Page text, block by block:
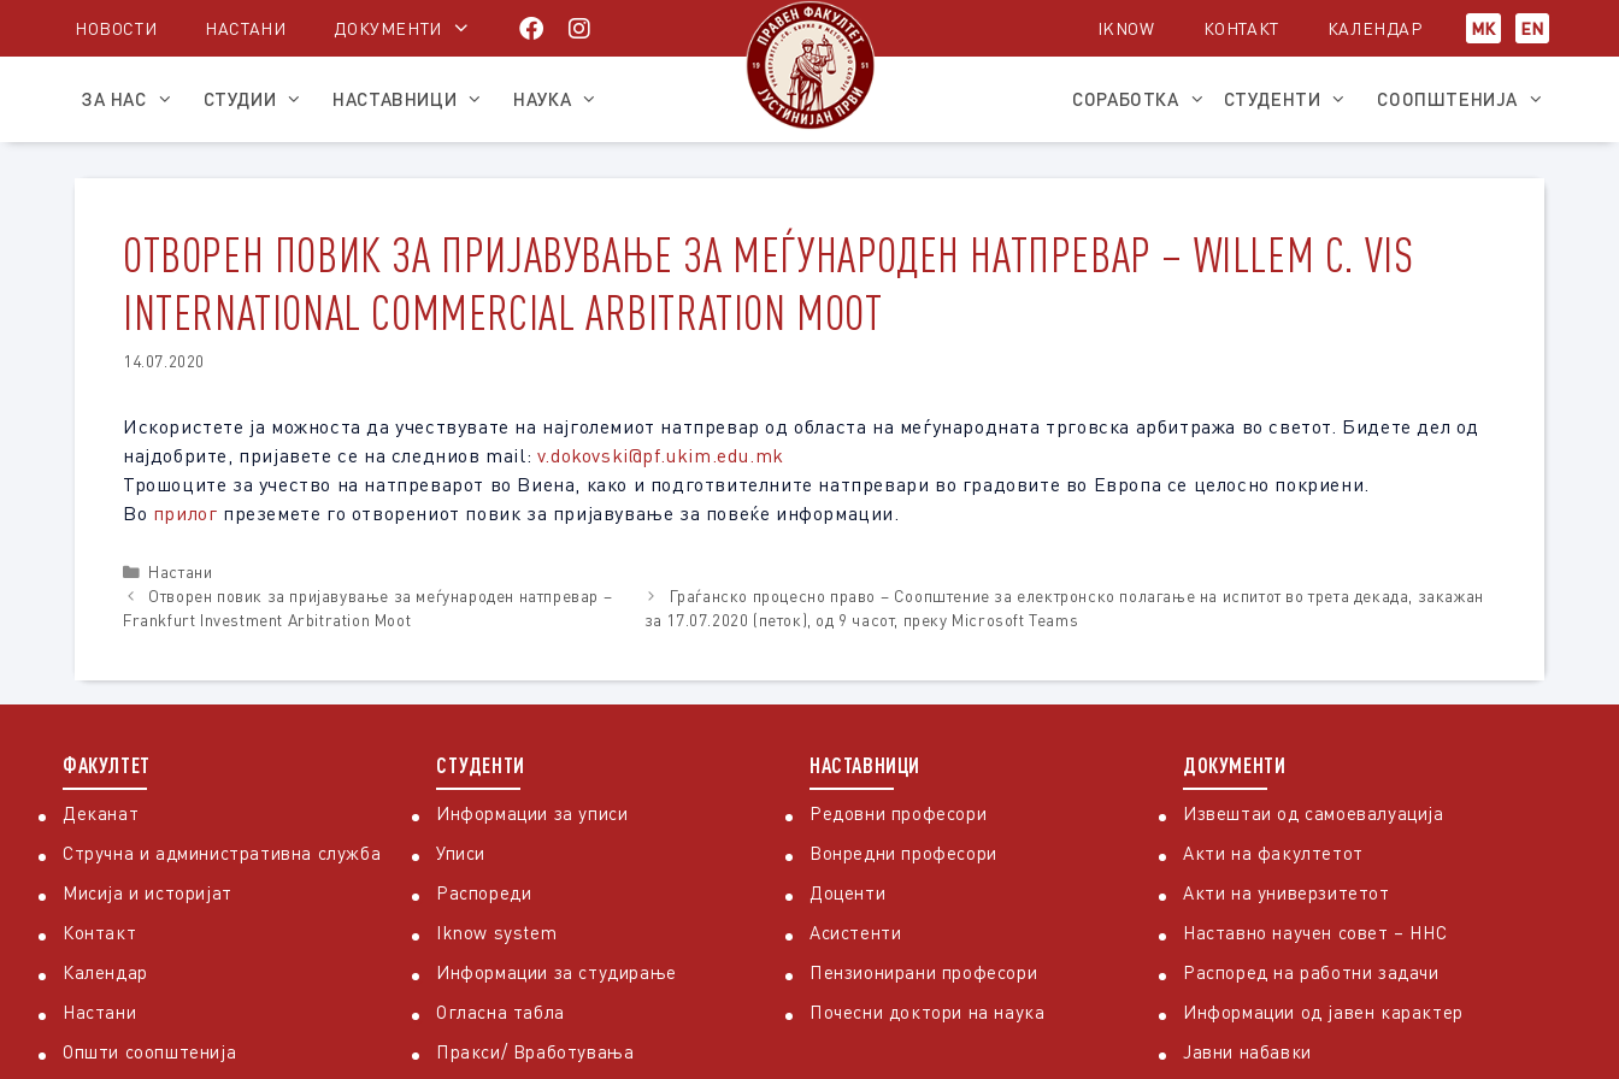
НОВОСТИ НАСТАНИ ДОКУМЕНТИ IKNOW КОНТАКТ КАЛЕНДАР МК EN
ЗА НАС СТУДИИ НАСТАВНИЦИ НАУКА СОРАБОТКА СТУДЕНТИ СООПШТЕНИЈА
ОТВОРЕН ПОВИК ЗА ПРИЈАВУВАЊЕ ЗА МЕЃУНАРОДЕН НАТПРЕВАР – WILLEM C. VIS
INTERNATIONAL COMMERCIAL ARBITRATION MOOT
14.07.2020
Искористете ја можноста да учествувате на најголемиот натпревар од областа на меѓународната трговска арбитража во светот. Бидете дел од
најдобрите, пријавете се на следниов mail: v.dokovski@pf.ukim.edu.mk
Трошоците за учество на натпреварот во Виена, како и подготвителните натпревари во градовите во Европа се целосно покриени.
Во прилог преземете го отворениот повик за пријавување за повеќе информации.
Categories
Настани
Отворен повик за пријавување за меѓународен натпревар –
Frankfurt Investment Arbitration Moot
Граѓанско процесно право – Соопштение за електронско полагање на испитот во трета декада, закажан
за 17.07.2020 (петок), од 9 часот, преку Microsoft Teams
ФАКУЛТЕТ
Деканат
Стручна и административна служба
Мисија и историјат
Контакт
Календар
Настани
Општи соопштенија
СТУДЕНТИ
Информации за уписи
Уписи
Распореди
Iknow system
Информации за студирање
Огласна табла
Пракси/ Вработувања
НАСТАВНИЦИ
Редовни професори
Вонредни професори
Доценти
Асистенти
Пензионирани професори
Почесни доктори на наука
ДОКУМЕНТИ
Извештаи од самоевалуација
Акти на факултетот
Акти на универзитетот
Наставно научен совет – ННС
Распоред на работни задачи
Информации од јавен карактер
Јавни набавки